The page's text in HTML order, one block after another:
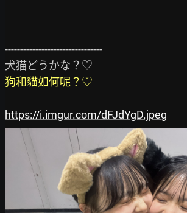
--------------------------------
狗和貓如何呢？♡
https://i.imgur.com/dFJdYgD.jpeg